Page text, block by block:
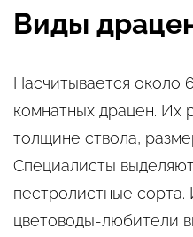
Виды
Насчитывается около
комнатных драцен. Их
толщине ствола,
Специалисты
пестролистные сорта.
цветоводы-любители